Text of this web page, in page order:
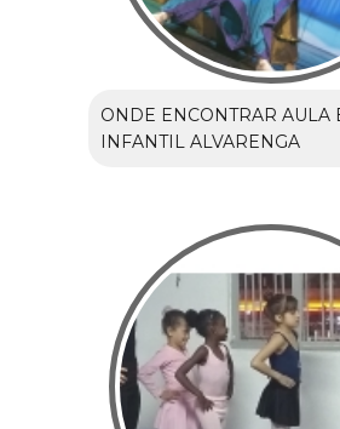
ONDE ENCONTRAR AULA
INFANTIL ALVARENGA